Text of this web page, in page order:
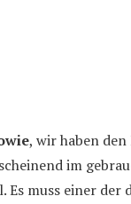
, wir haben
im
muss einer der